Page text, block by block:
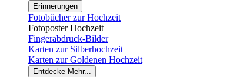
Erinnerungen
Fotobücher zur Hochzeit
Fotoposter Hochzeit
Fingerabdruck-Bilder
Karten zur Silberhochzeit
Karten zur Goldenen Hochzeit
Entdecke Mehr...